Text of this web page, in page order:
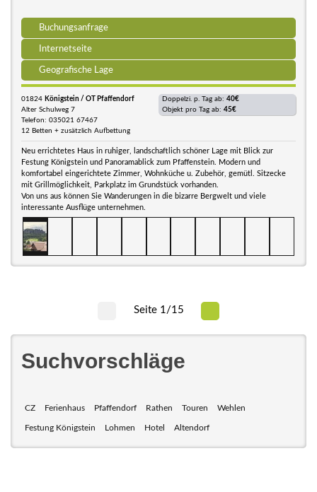
Buchungsanfrage
Internetseite
Geografische Lage
01824 Königstein / OT Pfaffendorf
Alter Schulweg 7
Telefon: 035021 67467
12 Betten + zusätzlich Aufbettung
Doppelzi. p. Tag ab: 40€
Objekt pro Tag ab: 45€
Neu errichtetes Haus in ruhiger, landschaftlich schöner Lage mit Blick zur
Festung Königstein und Panoramablick zum Pfaffenstein. Modern und
komfortabel eingerichtete Zimmer, Wohnküche u. Zubehör, gemütl. Sitzecke
mit Grillmöglichkeit, Parkplatz im Grundstück vorhanden.
Von uns aus können Sie Wanderungen in die bizarre Bergwelt und viele
interessante Ausflüge unternehmen.
Seite 1/15
Suchvorschläge
CZ Ferienhaus Pfaffendorf Rathen Touren Wehlen
Festung Königstein Lohmen Hotel Altendorf